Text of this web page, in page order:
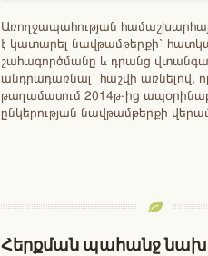
Առողջապահության
է կատարել նավթամթերքի՝
շահագործմանը և դրանց
անդրադառնալ՝ հաշվի առնելով,
թաղամասում 2014թ-ից
ընկերության նավթամթերքի
Հերքման պահանջ